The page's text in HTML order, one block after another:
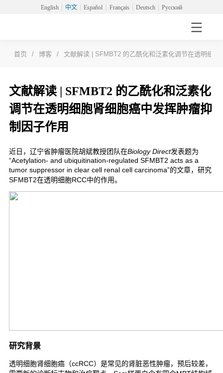
English 中文 Español Français Deutsch Русский
首页 / 博客 / 文献解读 | SFMBT2 的乙酰化和泛素化调节在透明细
文献解读 | SFMBT2 的乙酰化和泛素化
调节在透明细胞肾细胞癌中发挥肿瘤抑
制因子作用